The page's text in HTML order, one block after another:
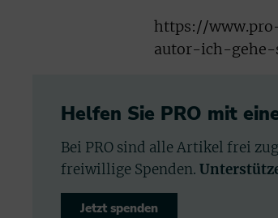
https://
autor-ich-
Helfen Sie PRO mit
Bei PRO sind alle Artikel frei
freiwillige Spenden.
Jetzt spenden